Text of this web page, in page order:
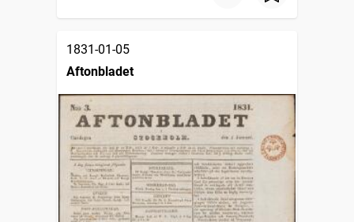
1831-01-05
Aftonbladet